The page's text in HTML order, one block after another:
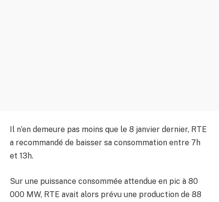
Il n’en demeure pas moins que le 8 janvier dernier, RTE
a recommandé de baisser sa consommation entre 7h
et 13h.
Sur une puissance consommée attendue en pic à 80
000 MW, RTE avait alors prévu une production de 88